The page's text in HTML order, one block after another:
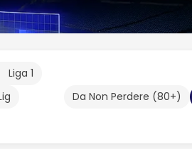
Liga 1
Da Non Perdere (80+)